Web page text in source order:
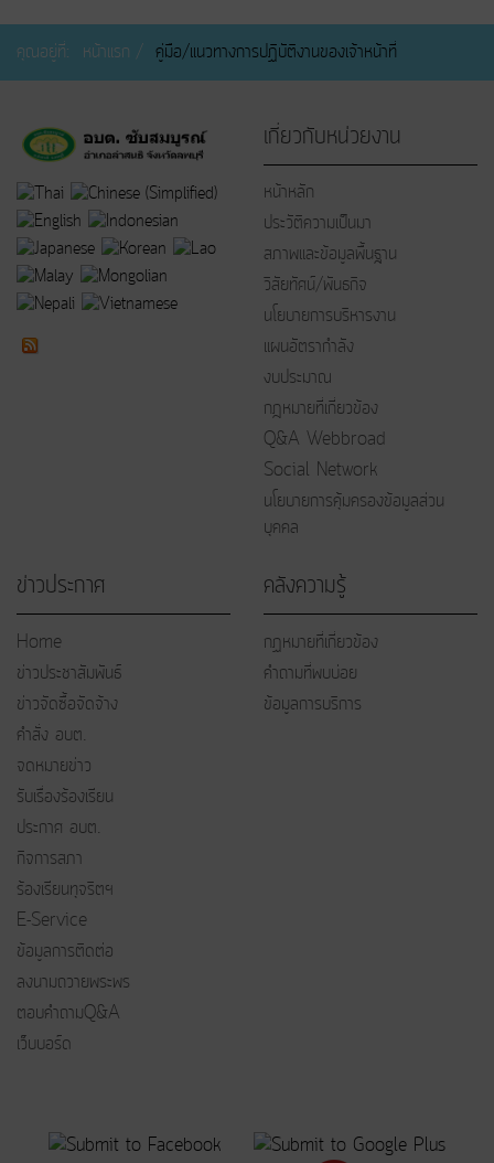
คุณอยู่ที่: หน้าแรก คู่มือ/แนวทางการปฏิบัติงานของเจ้าหน้าที่
เกี่ยวกับหน่วยงาน
หน้าหลัก
ประวัติความเป็นมา
สภาพและข้อมูลพื้นฐาน
วิสัยทัศน์/พันธกิจ
นโยบายการบริหารงาน
แผนอัตรากำลัง
งบประมาณ
กฎหมายที่เกี่ยวข้อง
Q&A Webbroad
Social Network
นโยบายการคุ้มครองข้อมูลส่วน
บุคคล
ข่าวประกาศ
Home
ข่าวประชาสัมพันธ์
ข่าวจัดซื้อจัดจ้าง
คำสั่ง อบต.
จดหมายข่าว
รับเรื่องร้องเรียน
ประกาศ อบต.
กิจการสภา
ร้องเรียนทุจริตฯ
E-Service
ข้อมูลการติดต่อ
ลงนามถวายพระพร
ตอบคำถามQ&A
เว็บบอร์ด
คลังความรู้
กฏหมายที่เกี่ยวข้อง
คำถามที่พบบ่อย
ข้อมูลการบริการ